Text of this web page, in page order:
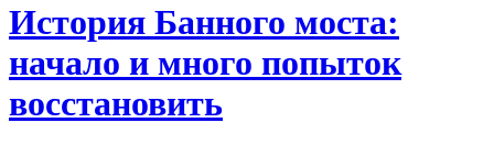
История Банного моста:
начало и много попыток
восстановить